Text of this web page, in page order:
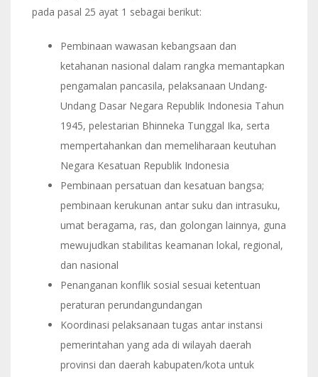
pada pasal 25 ayat 1 sebagai berikut:
Pembinaan wawasan kebangsaan dan
ketahanan nasional dalam rangka memantapkan
pengamalan pancasila, pelaksanaan Undang-
Undang Dasar Negara Republik Indonesia Tahun
1945, pelestarian Bhinneka Tunggal Ika, serta
mempertahankan dan memeliharaan keutuhan
Negara Kesatuan Republik Indonesia
Pembinaan persatuan dan kesatuan bangsa;
pembinaan kerukunan antar suku dan intrasuku,
umat beragama, ras, dan golongan lainnya, guna
mewujudkan stabilitas keamanan lokal, regional,
dan nasional
Penanganan konflik sosial sesuai ketentuan
peraturan perundangundangan
Koordinasi pelaksanaan tugas antar instansi
pemerintahan yang ada di wilayah daerah
provinsi dan daerah kabupaten/kota untuk